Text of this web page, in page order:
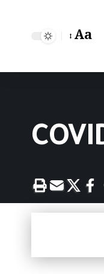
Aa